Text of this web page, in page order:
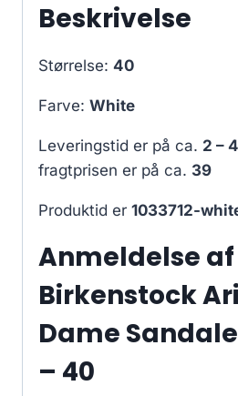
Beskrivelse
Størrelse: 40
Farve: White
Leveringstid er på ca. 2 –
fragtprisen er på ca. 39
Produktid er 1033712-
Anmeldelse af
Birkenstock
Dame
– 40